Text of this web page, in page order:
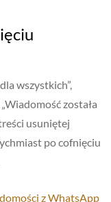
wszystkich”,
została
usuniętej
po cofnięciu
z WhatsApp